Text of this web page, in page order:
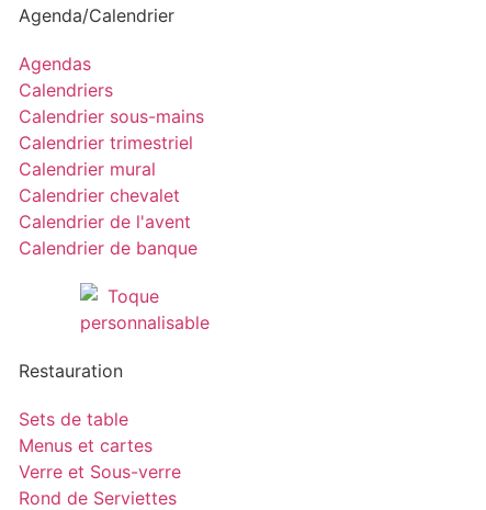
Agenda/Calendrier
Agendas
Calendriers
Calendrier sous-mains
Calendrier trimestriel
Calendrier mural
Calendrier chevalet
Calendrier de l'avent
Calendrier de banque
Restauration
Sets de table
Menus et cartes
Verre et Sous-verre
Rond de Serviettes